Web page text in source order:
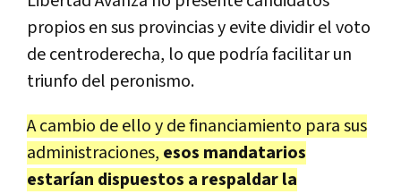
propios en sus provincias y evite dividir el voto
de centroderecha, lo que podría facilitar un
triunfo del peronismo.
A cambio de ello y de financiamiento para sus
administraciones, esos mandatarios
estarían dispuestos a respaldar la